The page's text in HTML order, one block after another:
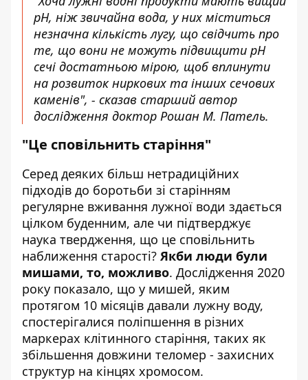
pH, ніж звичайна вода, у них міститься
незначна кількість лугу, що свідчить про
те, що вони не можуть підвищити pH
сечі достатньою мірою, щоб вплинути
на розвиток ниркових та інших сечових
каменів", - сказав старший автор
дослідження доктор Рошан М. Патель.
"Це сповільнить старіння"
Серед деяких більш нетрадиційних
підходів до боротьби зі старінням
регулярне вживання лужної води здається
цілком буденним, але чи підтверджує
наука твердження, що це сповільнить
наближення старості? Якби люди були
мишами, то, можливо. Дослідження 2020
року показало, що у мишей, яким
протягом 10 місяців давали лужну воду,
спостерігалися поліпшення в різних
маркерах клітинного старіння, таких як
збільшення довжини теломер - захисних
структур на кінцях хромосом.